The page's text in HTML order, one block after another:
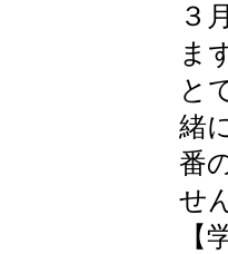
３
ま
と
緒
番
せ
【